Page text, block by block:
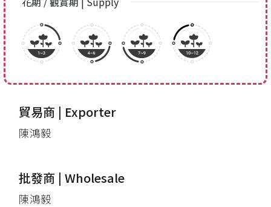
貿易商 | Exporter
陳鴻毅
批發商 | Wholesale
陳鴻毅